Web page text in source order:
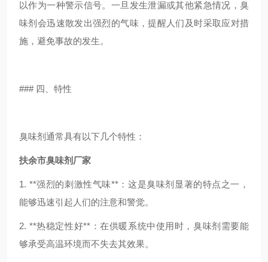
以作为一种警示信号。一旦发生泄漏或其他紧急情况，臭
味剂会迅速散发出强烈的气味，提醒人们及时采取应对措
施，避免事故的发生。
### 四、特性
臭味剂通常具有以下几个特性：
扶余市臭味剂厂家
1. **强烈的刺激性气味**：这是臭味剂显著的特点之一，
能够迅速引起人们的注意和警觉。
2. **热稳定性好**：在供暖系统中使用时，臭味剂需要能
够承受高温环境而不失去其效果。